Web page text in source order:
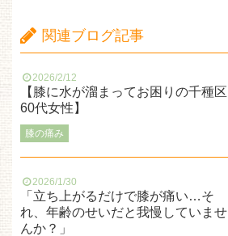
関連ブログ記事
2026/2/12
【膝に水が溜まってお困りの千種区
60代女性】
膝の痛み
2026/1/30
「立ち上がるだけで膝が痛い…そ
れ、年齢のせいだと我慢していませ
んか？」